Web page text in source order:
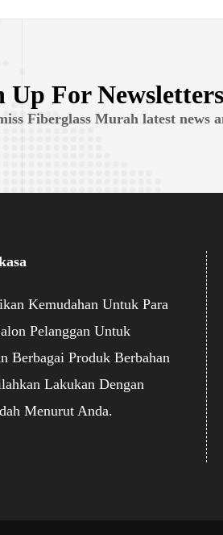
Up For Newsletters
Fiberglass Murah latest news
Kemudahan Untuk Para
Pelanggan Untuk
Berbagai Produk Berbahan
Lakukan Dengan
Menurut Anda.